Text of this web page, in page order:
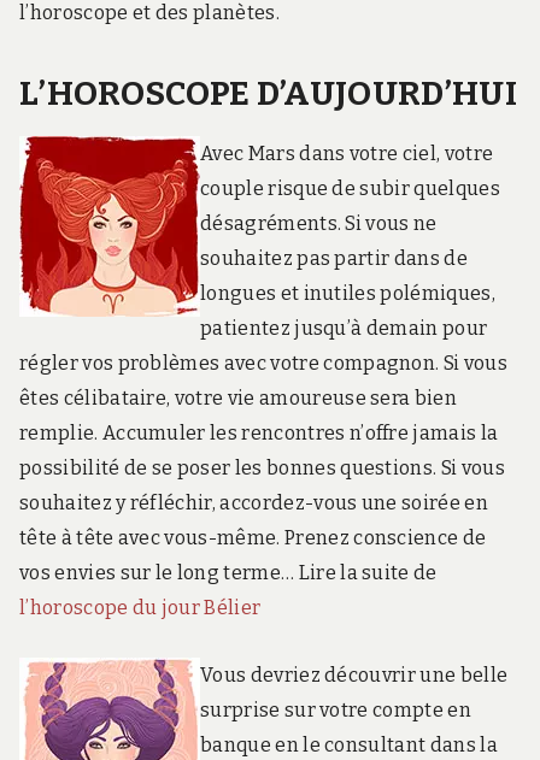
l’horoscope et des planètes.
L’HOROSCOPE D’AUJOURD’HUI
Avec Mars dans votre ciel, votre
couple risque de subir quelques
désagréments. Si vous ne
souhaitez pas partir dans de
longues et inutiles polémiques,
patientez jusqu’à demain pour
régler vos problèmes avec votre compagnon. Si vous
êtes célibataire, votre vie amoureuse sera bien
remplie. Accumuler les rencontres n’offre jamais la
possibilité de se poser les bonnes questions. Si vous
souhaitez y réfléchir, accordez-vous une soirée en
tête à tête avec vous-même. Prenez conscience de
vos envies sur le long terme… Lire la suite de
l’horoscope du jour Bélier
Vous devriez découvrir une belle
surprise sur votre compte en
banque en le consultant dans la